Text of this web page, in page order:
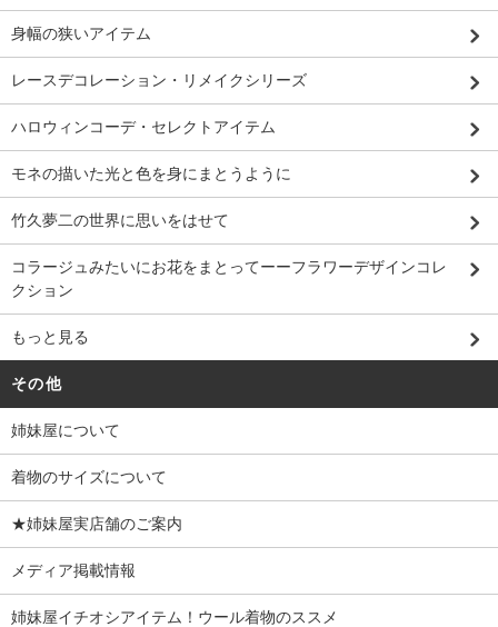
身幅の狭いアイテム
レースデコレーション・リメイクシリーズ
ハロウィンコーデ・セレクトアイテム
モネの描いた光と色を身にまとうように
竹久夢二の世界に思いをはせて
コラージュみたいにお花をまとってーーフラワーデザインコレ
クション
もっと見る
その他
姉妹屋について
着物のサイズについて
★姉妹屋実店舗のご案内
メディア掲載情報
姉妹屋イチオシアイテム！ウール着物のススメ